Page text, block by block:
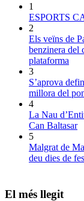
1
ESPORTS
2
Els veïns de
benzinera del
plataforma
3
S’aprova
millora del
4
La Nau
Can Baltasar
5
Malgrat de
deu dies de
El més llegit